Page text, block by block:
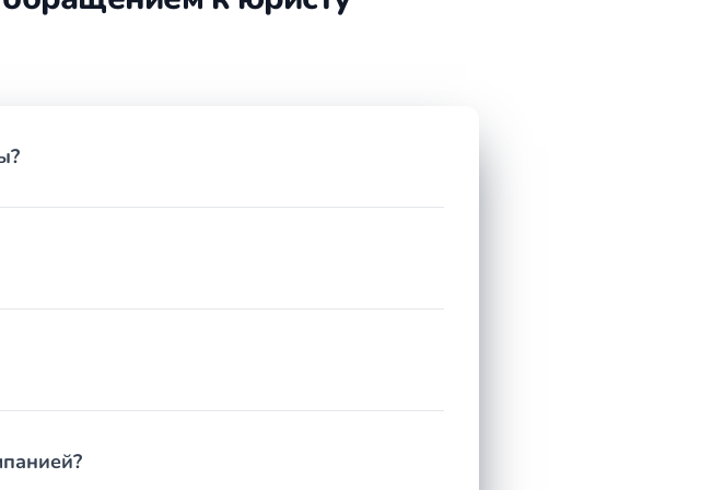
требуют особого внимания к процессуальным срокам. Важно помнить и
ситуации и изучение правоустанавливающих документов. Затем юрист
доказательства и формируется пакет документов для суда. Далее